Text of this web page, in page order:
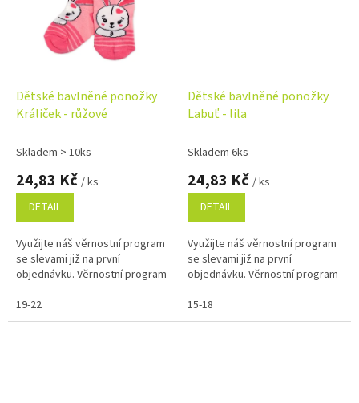
Dětské bavlněné ponožky
Králiček - růžové
Skladem > 10ks
24,83 Kč / ks
DETAIL
Využijte náš věrnostní program
se slevami již na první
objednávku. Věrnostní program
19-22
Dětské bavlněné ponožky
Labuť - lila
Skladem 6ks
24,83 Kč / ks
DETAIL
Využijte náš věrnostní program
se slevami již na první
objednávku. Věrnostní program
15-18